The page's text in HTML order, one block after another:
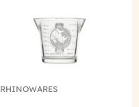
RHINOWARES